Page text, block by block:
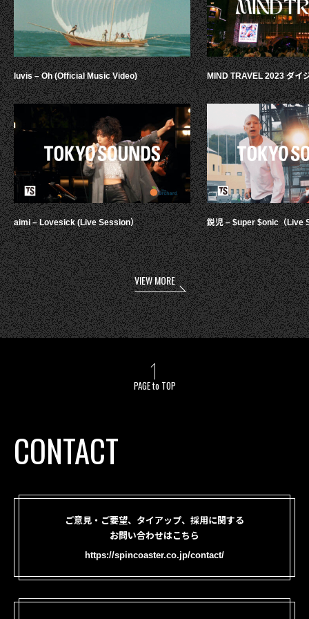
luvis – Oh (Official Music Video)
aimi – Lovesick (Live Session）
MIND TRAVEL 2023 ダイ
鋭児 – $uper $onic（Live
VIEW MORE
PAGE to TOP
CONTACT
ご意見・ご要望、タイアップ、採用に関する
お問い合わせはこちら
https://spincoaster.co.jp/contact/